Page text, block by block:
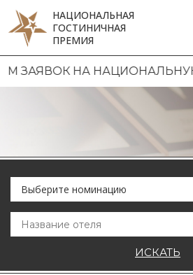
НАЦИОНАЛЬНАЯ
ГОСТИНИЧНАЯ
ПРЕМИЯ
НА НАЦИОНАЛЬНУЮ
Выберите номинацию
ИСКАТЬ